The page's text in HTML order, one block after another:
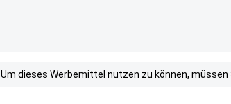
Um dieses Werbemittel nutzen zu können, müssen